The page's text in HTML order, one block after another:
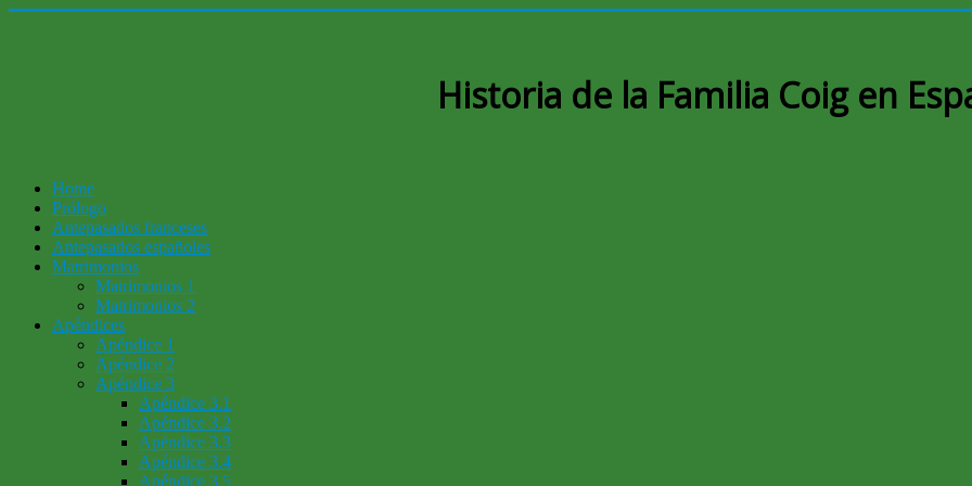
Historia de la Familia Coig en
Home
Prólogo
Antepasados franceses
Antepasados españoles
Matrimonios
Matrimonios 1
Matrimonios 2
Apéndices
Apéndice 1
Apéndice 2
Apéndice 3
Apéndice 3.1
Apéndice 3.2
Apéndice 3.3
Apéndice 3.4
Apéndice 3.5